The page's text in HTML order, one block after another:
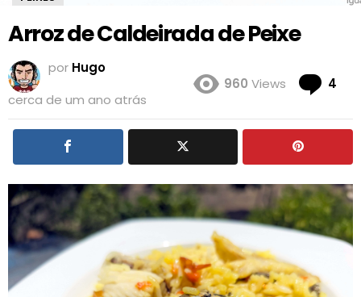
Arroz de Caldeirada de Peixe
por Hugo
cerca de um ano atrás
960 Views 4